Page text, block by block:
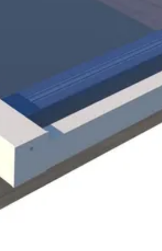
in je dak en de binnenwerkse
met duidelijke handleiding voor